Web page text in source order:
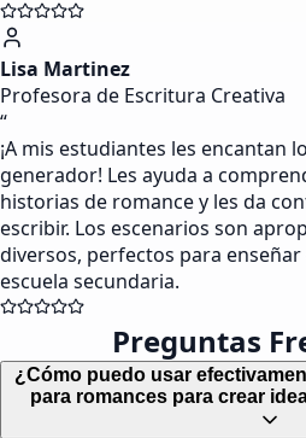
Lisa Martinez
Profesora de Escritura Creativa
“
¡A mis estudiantes les encantan
generador! Les ayuda a
historias de romance y les da
escribir. Los escenarios son
diversos, perfectos para
escuela secundaria.
Preguntas
¿Cómo puedo usar
para romances para crear